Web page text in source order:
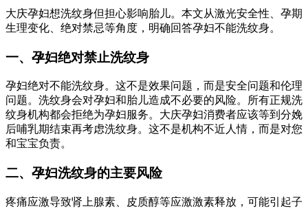
大庆孕妇想洗纹身但担心影响胎儿。本文从激光安全性、孕期
生理变化、绝对禁忌等角度，明确回答孕妇不能洗纹身。
一、孕妇绝对禁止洗纹身
孕妇绝对不能洗纹身。这不是效果问题，而是安全问题和伦理
问题。洗纹身会对孕妇和胎儿造成不必要的风险。所有正规洗
纹身机构都会拒绝为孕妇服务。大庆孕妇消费者应该等到分娩
后哺乳期结束再考虑洗纹身。这不是机构不近人情，而是对您
和宝宝负责。
二、孕妇洗纹身的主要风险
疼痛应激导致肾上腺素、皮质醇等应激激素释放，可能引起子